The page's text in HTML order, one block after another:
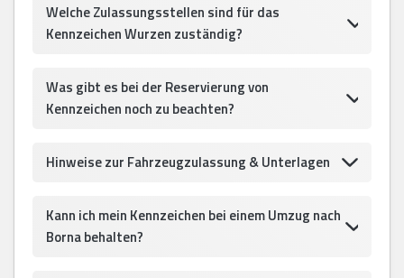
Welche Zulassungsstellen sind für das
Kennzeichen Wurzen zuständig?
Was gibt es bei der Reservierung von
Kennzeichen noch zu beachten?
Hinweise zur Fahrzeugzulassung & Unterlagen
Kann ich mein Kennzeichen bei einem Umzug nach
Borna behalten?